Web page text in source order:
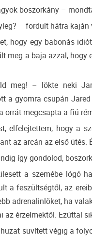
boszorkány –
– fordult hátra kaján
hogy egy babonás
meg a baja azzal,
meg! – lökte neki
a gyomra csupán
orrát megcsapta a fiú
elfelejtettem, hogy a
az arcán az első ütés.
így gondolod,
a szemébe lógó
a feszültségtől, az
adrenalinlöket, ha
az érzelmektől. Ezúttal
süvített végig a